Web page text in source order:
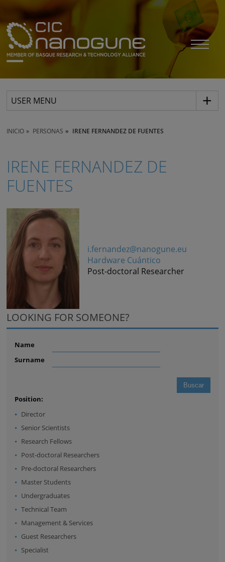
USER MENU
INICIO PERSONAS IRENE FERNANDEZ DE FUENTES
IRENE FERNANDEZ DE
FUENTES
i.fernandez@nanogune.eu
Hardware Cuántico
Post-doctoral Researcher
LOOKING FOR SOMEONE?
Name
Surname
Position:
Director
Senior Scientists
Research Fellows
Post-doctoral Researchers
Pre-doctoral Researchers
Master Students
Undergraduates
Technical Team
Management & Services
Guest Researchers
Specialist